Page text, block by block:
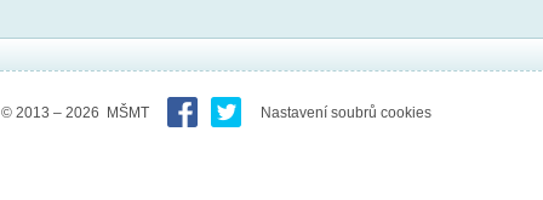
© 2013 – 2026 MŠMT Nastavení soubrů cookies